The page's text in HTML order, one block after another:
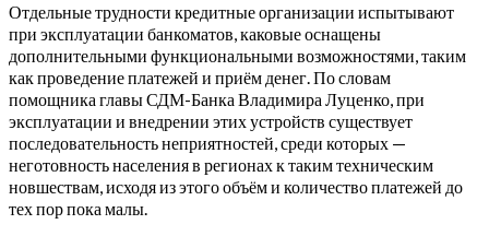
Отдельные трудности кредитные организации испытывают
при эксплуатации банкоматов, каковые оснащены
дополнительными функциональными возможностями, таким
как проведение платежей и приём денег. По словам
помощника главы СДМ-Банка Владимира Луценко, при
эксплуатации и внедрении этих устройств существует
последовательность неприятностей, среди которых —
неготовность населения в регионах к таким техническим
новшествам, исходя из этого объём и количество платежей до
тех пор пока малы.